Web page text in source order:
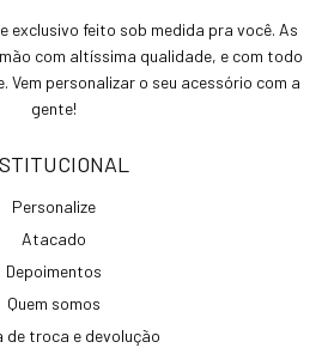
exclusivo feito sob medida pra você. As
com altíssima qualidade, e com todo
Vem personalizar o seu acessório com a
gente!
Personalize
Atacado
Depoimentos
Quem somos
de troca e devolução